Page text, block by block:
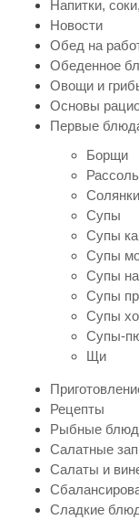
Напитки,
Новости
Обед на
Обеденное
Овощи и
Основы
Первые
Борщи
Солянки
Супы
Супы
Супы
Супы на
Супы
Супы
Супы-
Щи
Рецепты
Рыбные
Салатные
Салаты и
Сладкие